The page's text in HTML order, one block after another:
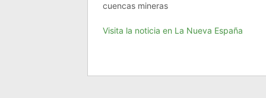
cuencas mineras
Visita la noticia en La Nueva España